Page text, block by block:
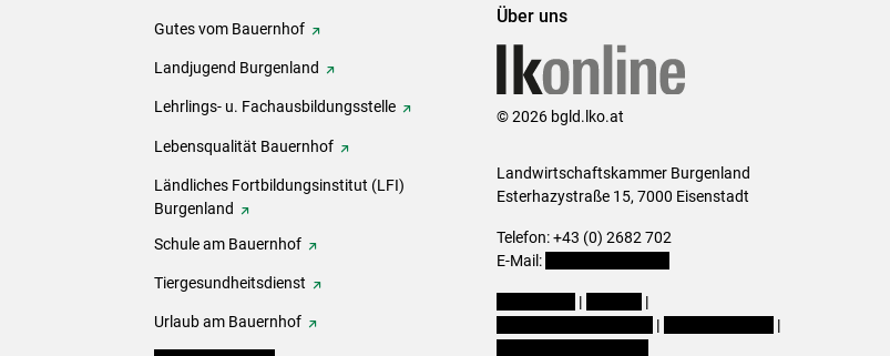
Gutes vom Bauernhof
Landjugend Burgenland
Lehrlings- u. Fachausbildungsstelle
Lebensqualität Bauernhof
Ländliches Fortbildungsinstitut (LFI)
Burgenland
Schule am Bauernhof
Tiergesundheitsdienst
Urlaub am Bauernhof
Über uns
© 2026 bgld.lko.at
Landwirtschaftskammer Burgenland
Esterhazystraße 15, 7000 Eisenstadt
Telefon: +43 (0) 2682 702
E-Mail:
|
|
|
|